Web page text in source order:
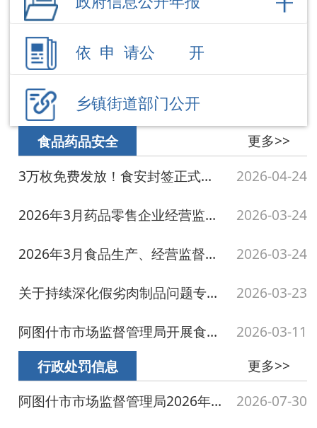
食品药品安全
3万枚免费发放！食安封签正式上线，你的外卖
2026-04-24
2026年3月药品零售企业经营监督检查结果 2026-03-24
2026年3月食品生产、经营监督检查结果 2026-03-24
阿图什市市场监督管理局开展食品安全标签标识专题培训 筑牢食品生产合规防线
2026-03-11
行政处罚信息
更多>>
阿图什市市场监督管理局2026年5月行政处罚案件 2026-05-25
阿图什市市场监督管理局2026年4月行政处罚案件 2026-04-24